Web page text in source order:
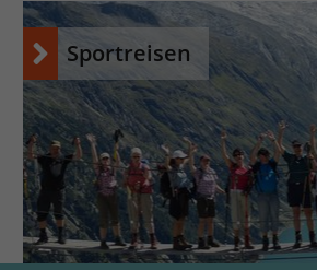
Sportreisen